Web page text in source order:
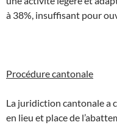
à 38%, insuffisant pour
Procédure cantonale
La juridiction cantonale a
en lieu et place de